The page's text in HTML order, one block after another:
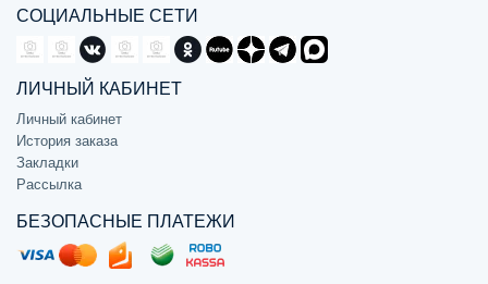
СОЦИАЛЬНЫЕ СЕТИ
ЛИЧНЫЙ КАБИНЕТ
Личный кабинет
История заказа
Закладки
Рассылка
БЕЗОПАСНЫЕ ПЛАТЕЖИ